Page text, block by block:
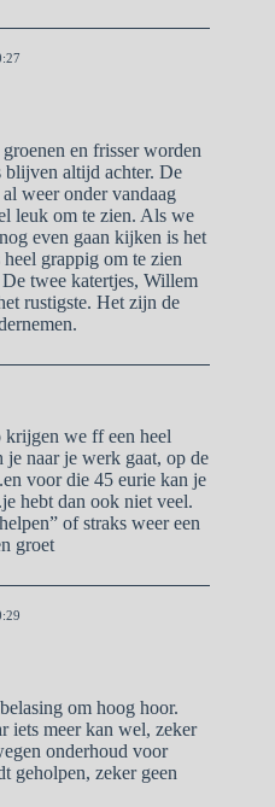
en frisser worden
blijven altijd achter. De
weer onder vandaag
leuk om te zien. Als we
even gaan kijken is het
grappig om te zien
twee katertjes, Willem
rustigste. Het zijn de
we ff een heel
naar je werk gaat, op de
voor die 45 eurie kan je
hebt dan ook niet veel.
of straks weer een
groet
om hoog hoor.
iets meer kan wel, zeker
onderhoud voor
geholpen, zeker geen